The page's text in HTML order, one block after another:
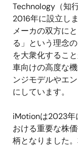
Technology（知
2016年に設立し
メーカの双方に
る」という理念
を大衆化するこ
車向けの高度な
ンジモデルやエ
にしています。
iMotionは2023年
おける重要な株
柄となりました